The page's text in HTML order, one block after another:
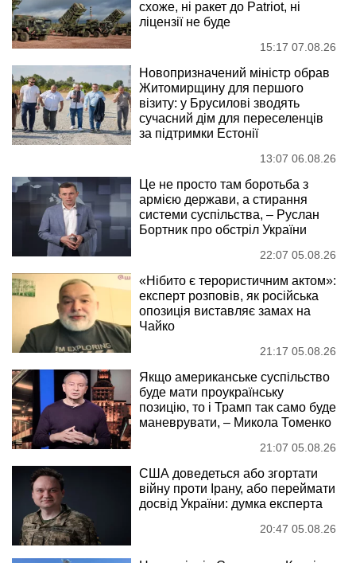
схоже, ні ракет до Patriot, ні
ліцензії не буде
15:17 07.08.26
Новопризначений міністр обрав
Житомирщину для першого
візиту: у Брусилові зводять
сучасний дім для переселенців
за підтримки Естонії
13:07 06.08.26
Це не просто там боротьба з
армією держави, а стирання
системи суспільства, – Руслан
Бортник про обстріл України
22:07 05.08.26
«Нібито є терористичним актом»:
експерт розповів, як російська
опозиція виставляє замах на
Чайко
21:17 05.08.26
Якщо американське суспільство
буде мати проукраїнську
позицію, то і Трамп так само буде
маневрувати, – Микола Томенко
21:07 05.08.26
США доведеться або згортати
війну проти Ірану, або переймати
досвід України: думка експерта
20:47 05.08.26